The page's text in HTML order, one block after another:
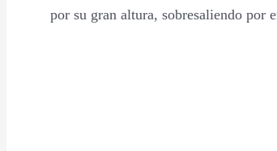
por su gran altura, sobresaliendo por